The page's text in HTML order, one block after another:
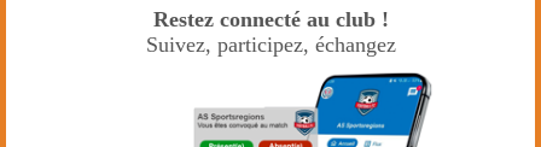
Restez connecté au club !
Suivez, participez, échangez